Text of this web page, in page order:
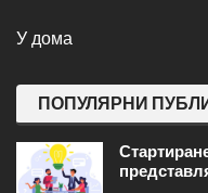
У дома
ПОПУЛЯРНИ